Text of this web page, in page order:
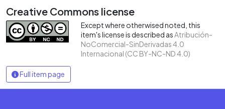
Creative Commons license
Except where otherwised noted, this
item's license is described asAtribución-
NoComercial-SinDerivadas 4.0
Internacional (CC BY-NC-ND 4.0)
Full item page